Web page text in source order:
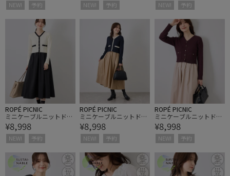
NEW! 予約 NEW! 予約 NEW! 予約
ROPÉ PICNIC
ミニケーブルニットドッ
キングワンピース
¥8,998
NEW! 予約
ROPÉ PICNIC
ミニケーブルニットドッ
キングワンピース
¥8,998
NEW! 予約
ROPÉ PICNIC
ミニケーブルニットドッ
キングワンピース
¥8,998
NEW! 予約